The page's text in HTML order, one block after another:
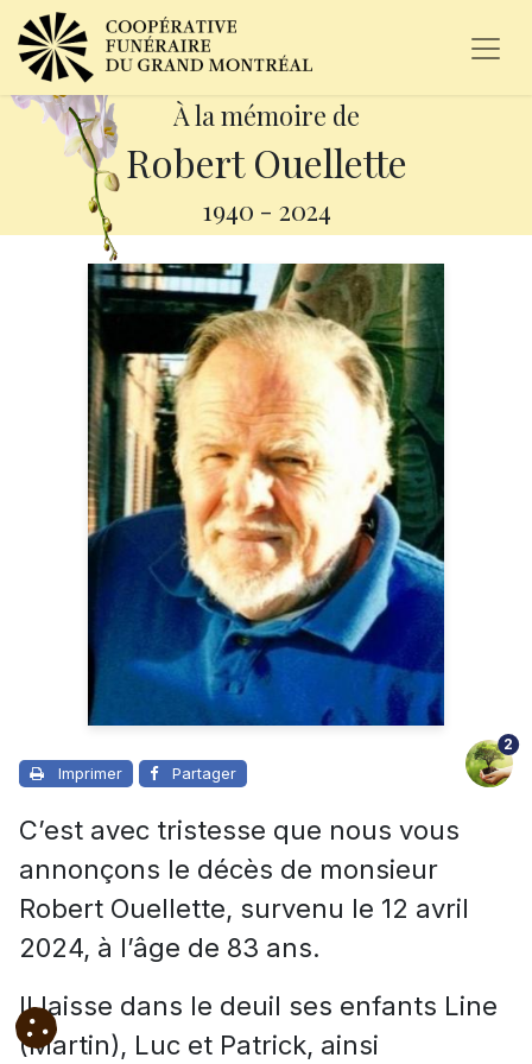
À la mémoire de
Robert Ouellette
1940 - 2024
Imprimer Partager
2
C’est avec tristesse que nous vous
annonçons le décès de monsieur
Robert Ouellette, survenu le 12 avril
2024, à l’âge de 83 ans.
Il laisse dans le deuil ses enfants Line
(Martin), Luc et Patrick, ainsi